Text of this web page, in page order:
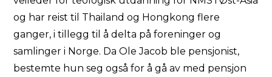
og har reist til Thailand og Hongkong flere
ganger, i tillegg til å delta på foreninger og
samlinger i Norge. Da Ole Jacob ble pensjonist,
bestemte hun seg også for å gå av med pensjon